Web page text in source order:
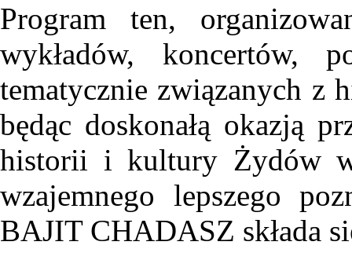
Program ten,
wykładów, koncertów,
tematycznie związanych z
będąc doskonałą okazją
historii i kultury Żydów
wzajemnego lepszego
BAJIT CHADASZ składa